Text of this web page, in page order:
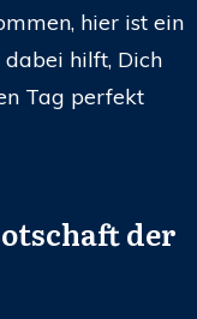
hier ist ein
hilft, Dich
Tag perfekt
der